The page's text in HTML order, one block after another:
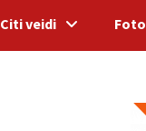
Citi veidi Foto